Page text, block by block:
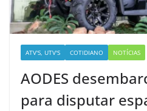
ATV'S, UTV'S COTIDIANO NOTÍCIAS
AODES
para disputar